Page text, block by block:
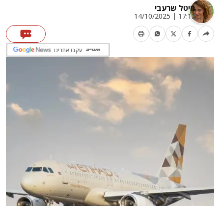
מיטל שרעבי
17:12 | 14/10/2025
עקבו אחרינו